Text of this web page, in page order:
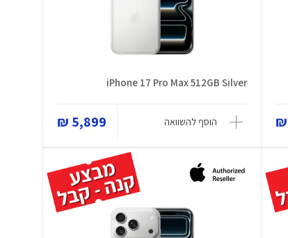
iPhone 17 Pro Max 512GB Silver
הוסף להשוואה 5,899 ₪